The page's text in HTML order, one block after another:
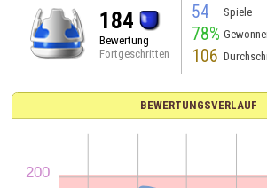
184
Bewertung
Fortgeschritten
54 Spiele
78%
106
BEWERTUNGSVERLAUF